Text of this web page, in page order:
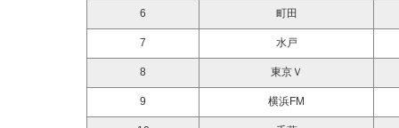
6 町田
7 水戸
8 東京Ｖ
9 横浜FM